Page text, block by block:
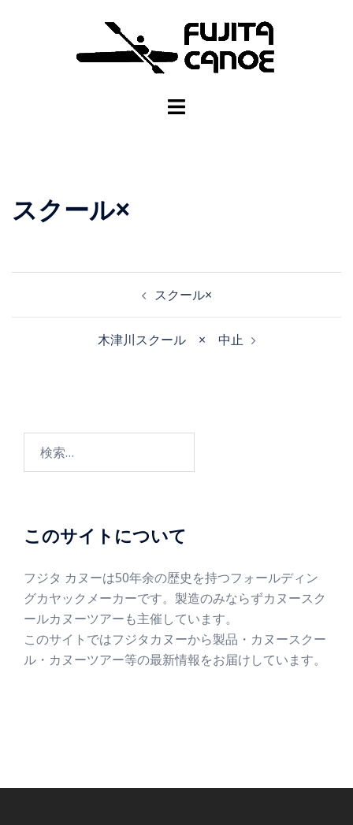
スクール×
スクール×
木津川スクール × 中止
このサイトについて
フジタ カヌーは50年余の歴史を持つフォールディン
グカヤックメーカーです。製造のみならずカヌースク
ールカヌーツアーも主催しています。
このサイトではフジタカヌーから製品・カヌースクー
ル・カヌーツアー等の最新情報をお届けしています。